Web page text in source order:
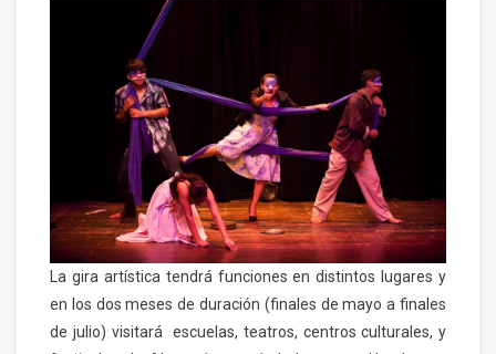
La gira artística tendrá funciones en distintos lugares y
en los dos meses de duración (finales de mayo a finales
de julio) visitará escuelas, teatros, centros culturales, y